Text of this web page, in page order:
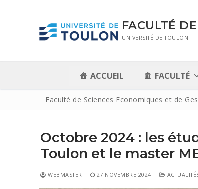
FACULTÉ
UNIVERSITÉ DE TOULON
ACCUEIL FACULTÉ
Faculté de Sciences Economiques et de
Octobre 2024 : les
Toulon et le master
WEBMASTER 27 NOVEMBRE 2024